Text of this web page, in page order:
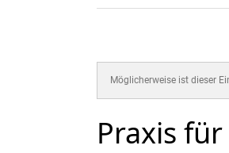
Möglicherweise ist dieser
Praxis